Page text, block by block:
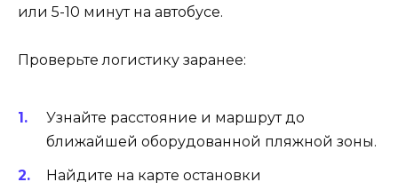
или 5-10 минут на автобусе.
Проверьте логистику заранее:
Узнайте расстояние и маршрут до
ближайшей оборудованной пляжной зоны.
Найдите на карте остановки